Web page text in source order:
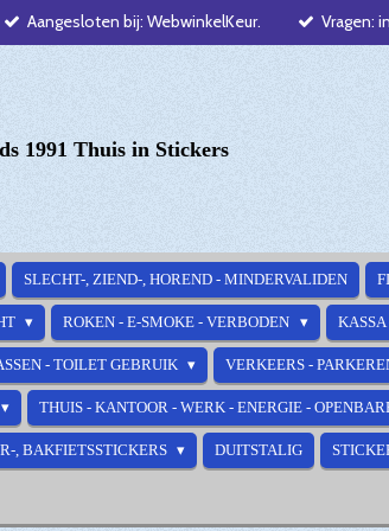
Aangesloten bij: WebwinkelKeur. Vragen:
1991 Thuis in Stickers
SLECHT-, ZIEND-, HOREND - MINDERVALIDEN
ROKEN - E-SMOKE - VERBODEN
- TOILET GEBRUIK VERKEERS -
THUIS - KANTOOR - WERK - ENERGIE -
, BAKFIETSSTICKERS DUITSTALIG